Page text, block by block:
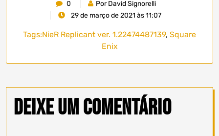
0
Por David Signorelli
29 de março de 2021 às 11:07
Tags:NieR Replicant ver. 1.22474487139, Square
Enix
Deixe um comentário